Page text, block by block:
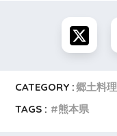
CATEGORY :郷土料理
TAGS :
熊本県